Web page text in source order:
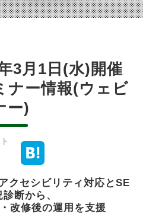
ウンロード
社概要
3月1日(水)開催
ナー情報(ウェビ
ー)
クセシビリティ対応とSE
断から、
改修後の運用を支援